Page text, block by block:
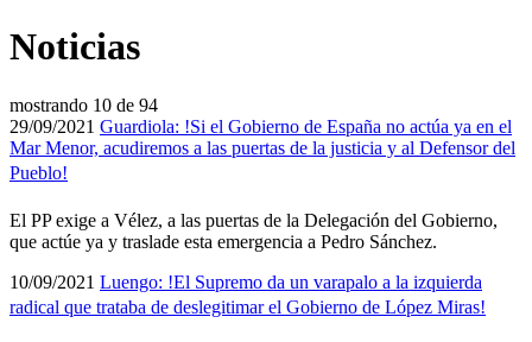
Noticias
mostrando 10 de 94
29/09/2021 Guardiola: !Si el Gobierno de España no actúa ya en el
Mar Menor, acudiremos a las puertas de la justicia y al Defensor del
Pueblo!
El PP exige a Vélez, a las puertas de la Delegación del Gobierno,
que actúe ya y traslade esta emergencia a Pedro Sánchez.
10/09/2021 Luengo: !El Supremo da un varapalo a la izquierda
radical que trataba de deslegitimar el Gobierno de López Miras!